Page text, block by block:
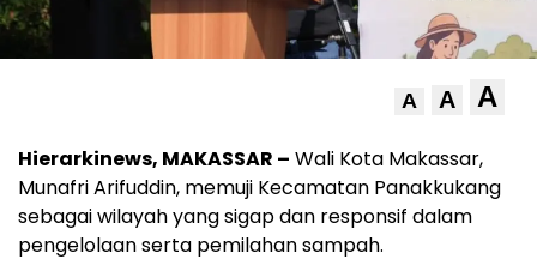
A A A
Hierarkinews, MAKASSAR – Wali Kota Makassar,
Munafri Arifuddin, memuji Kecamatan Panakkukang
sebagai wilayah yang sigap dan responsif dalam
pengelolaan serta pemilahan sampah.